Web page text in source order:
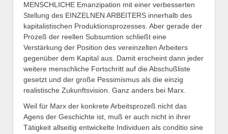
MENSCHLICHE Emanzipation mit einer verbesserten
Stellung des EINZELNEN ARBEITERS innerhalb des
kapitalistischen Produktionsprozesses. Aber gerade der
Prozeß der reellen Subsumtion schließt eine
Verstärkung der Position des vereinzelten Arbeiters
gegenüber dem Kapital aus. Damit erscheint dann jeder
weitere menschliche Fortschritt auf die Abschußliste
gesetzt und der große Pessimismus als die einzig
realistische Zukunftsvision. Ganz anders bei Marx.
Weil für Marx der konkrete Arbeitsprozeß nicht das
Agens der Geschichte ist, muß er auch nicht in ihrer
Tätigkeit allseitig entwickelte Individuen als conditio sine